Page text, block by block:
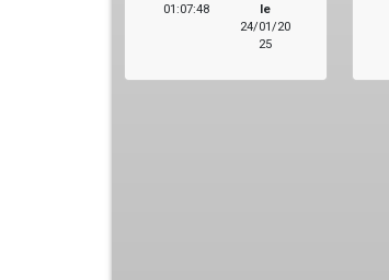
01:07:48
le
24/01/20
25